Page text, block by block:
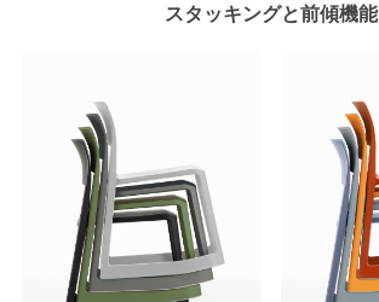
スタッキングと前傾機能